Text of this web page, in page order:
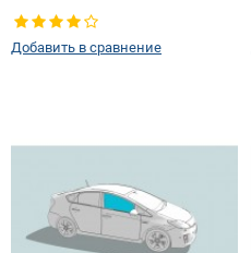
Добавить в сравнение